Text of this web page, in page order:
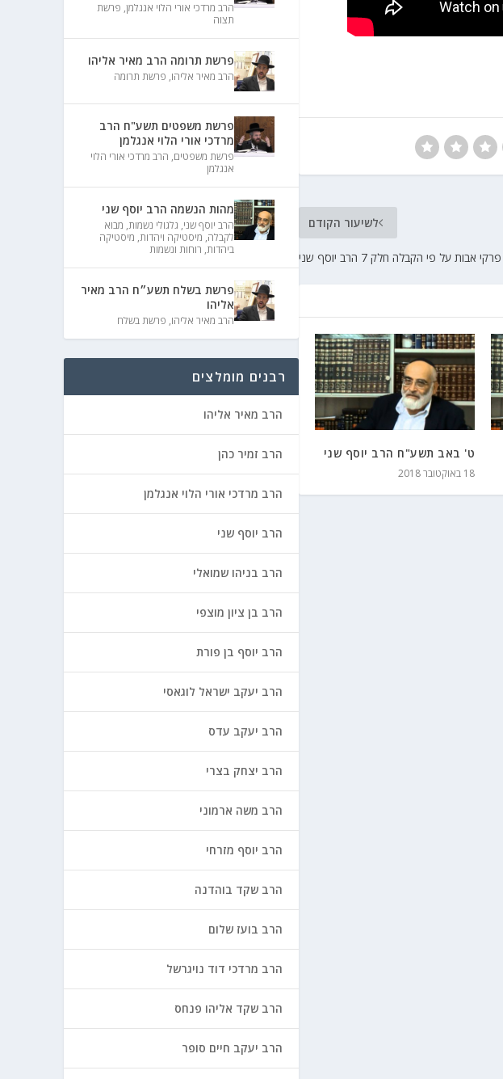
לשיעור הקודם
פרקי אבות על פי הקבלה חלק 7 הרב יוסף שני
ט' באב תשע"ח הרב יוסף שני
18 באוקטובר 2018
הרב מרדכי אורי הלוי אנגלמן, פרשת
תצוה
פרשת תרומה הרב מאיר אליהו
הרב מאיר אליהו, פרשת תרומה
פרשת משפטים תשע"ח הרב
מרדכי אורי הלוי אנגלמן
פרשת משפטים, הרב מרדכי אורי הלוי
אנגלמן
מהות הנשמה הרב יוסף שני
הרב יוסף שני, גלגולי נשמות, מבוא
לקבלה, מיסטיקה ויהדות, מיסטיקה
ביהדות, רוחות ונשמות
פרשת בשלח תשע״ח הרב מאיר
אליהו
הרב מאיר אליהו, פרשת בשלח
רבנים מומלצים
הרב מאיר אליהו
הרב זמיר כהן
הרב מרדכי אורי הלוי אנגלמן
הרב יוסף שני
הרב בניהו שמואלי
הרב בן ציון מוצפי
הרב יוסף בן פורת
הרב יעקב ישראל לוגאסי
הרב יעקב עדס
הרב יצחק בצרי
הרב משה ארמוני
הרב יוסף מזרחי
הרב שקד בוהדנה
הרב בועז שלום
הרב מרדכי דוד נויגרשל
הרב שקד אליהו פנחס
הרב יעקב חיים סופר